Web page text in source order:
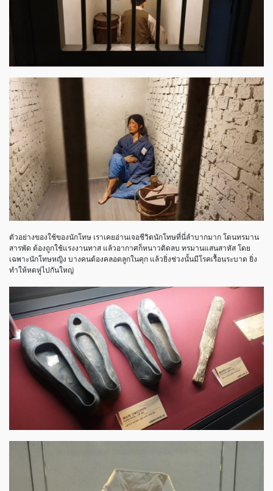
ตัวอย่างของใช้ของนักโทษ เราเคยอ่านเจอชีวิตนักโทษที่นี่ลำบากมาก โดนทรมาน
สารพัด ต้องถูกใช้แรงงานทาส แล้วอากาศก็หนาวติดลบ ทรมานแสนสาหัส โดย
เฉพาะนักโทษหญิง บางคนต้องคลอดลูกในคุก แล้วยิ่งช่วงนั้นมีโรคเรื้อนระบาด ยิ่ง
ทำให้หดหู่ไปกันใหญ่